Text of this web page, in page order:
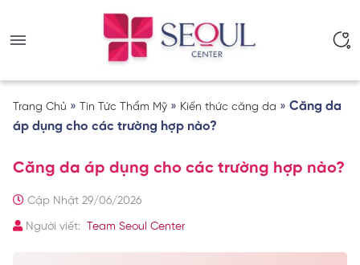
Trang Chủ » Tin Tức Thẩm Mỹ » Kiến thức căng da » Căng da
áp dụng cho các trường hợp nào?
Căng da áp dụng cho các trường hợp nào?
Cập Nhật 29/06/2026
Người viết: Team Seoul Center